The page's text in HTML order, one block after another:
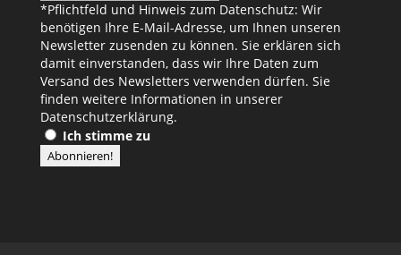
*Pflichtfeld und Hinweis zum Datenschutz: Wir
benötigen Ihre E-Mail-Adresse, um Ihnen unseren
Newsletter zusenden zu können. Sie erklären sich
damit einverstanden, dass wir Ihre Daten zum
Versand des Newsletters verwenden dürfen. Sie
finden weitere Informationen in unserer
Datenschutzerklärung.
Ich stimme zu